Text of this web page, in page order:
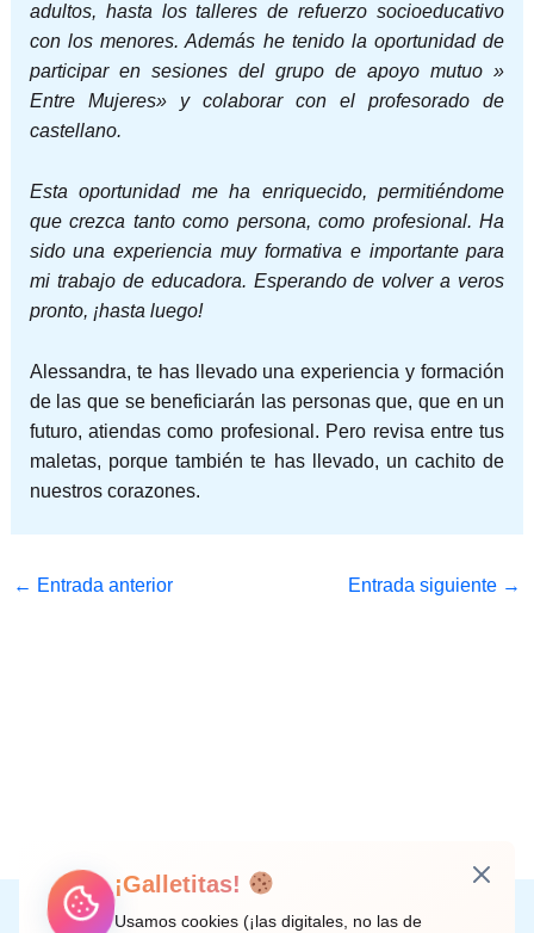
adultos, hasta los talleres de refuerzo socioeducativo
con los menores. Además he tenido la oportunidad de
participar en sesiones del grupo de apoyo mutuo »
Entre Mujeres» y colaborar con el profesorado de
castellano.
Esta oportunidad me ha enriquecido, permitiéndome
que crezca tanto como persona, como profesional. Ha
sido una experiencia muy formativa e importante para
mi trabajo de educadora. Esperando de volver a veros
pronto, ¡hasta luego!
Alessandra, te has llevado una experiencia y formación
de las que se beneficiarán las personas que, que en un
futuro, atiendas como profesional. Pero revisa entre tus
maletas, porque también te has llevado, un cachito de
nuestros corazones.
← Entrada anterior Entrada siguiente →
Instagram
Facebook
X LinkedIn
Correo electrónico
¡Galletitas!
Usamos cookies (¡las digitales, no las de